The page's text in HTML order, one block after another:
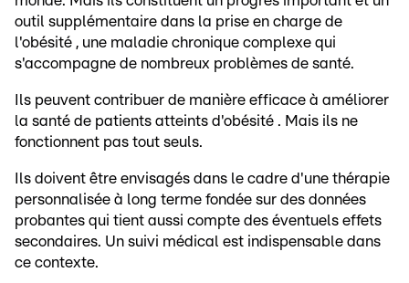
outil supplémentaire dans la prise en charge de
l'obésité , une maladie chronique complexe qui
s'accompagne de nombreux problèmes de santé.
Ils peuvent contribuer de manière efficace à améliorer
la santé de patients atteints d'obésité . Mais ils ne
fonctionnent pas tout seuls.
Ils doivent être envisagés dans le cadre d'une thérapie
personnalisée à long terme fondée sur des données
probantes qui tient aussi compte des éventuels effets
secondaires. Un suivi médical est indispensable dans
ce contexte.